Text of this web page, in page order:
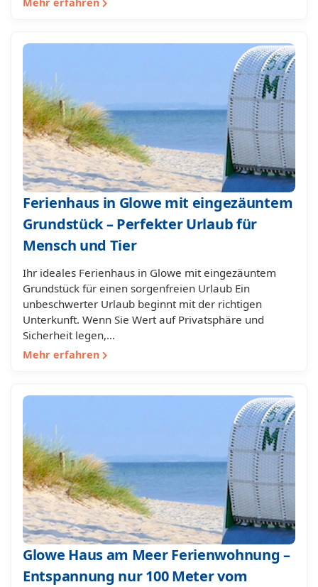
Ferienhaus in Glowe mit eingezäuntem
Grundstück – Perfekter Urlaub für
Mensch und Tier
Ihr ideales Ferienhaus in Glowe mit eingezäuntem
Grundstück für einen sorgenfreien Urlaub Ein
unbeschwerter Urlaub beginnt mit der richtigen
Unterkunft. Wenn Sie Wert auf Privatsphäre und
Sicherheit legen,…
Mehr erfahren
Glowe Haus am Meer Ferienwohnung –
Entspannung nur 100 Meter vom